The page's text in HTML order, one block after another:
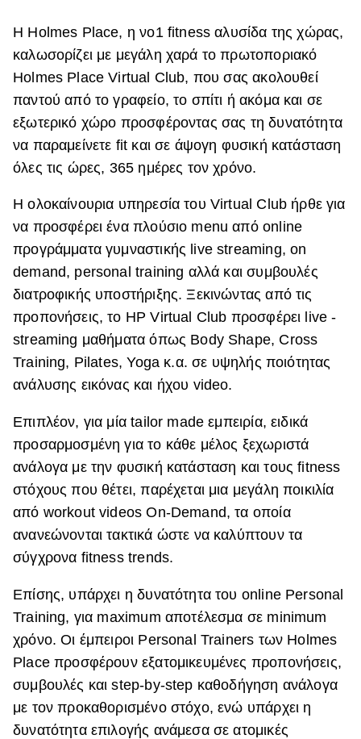
Deco
Cooking
Αφιερώματα
ΒΟΞ
Χωρίς Ταμπέλες
Women's Forum
Hautes Grecians
Γάμος
Market News
H Holmes Place, η νο1 fitness αλυσίδα της χώρας,
καλωσορίζει με μεγάλη χαρά το πρωτοποριακό
Holmes Place Virtual Club, που σας ακολουθεί
παντού από το γραφείο, το σπίτι ή ακόμα και σε
εξωτερικό χώρο προσφέροντας σας τη δυνατότητα
να παραμείνετε fit και σε άψογη φυσική κατάσταση
όλες τις ώρες, 365 ημέρες τον χρόνο.
Η ολοκαίνουρια υπηρεσία του Virtual Club ήρθε για
να προσφέρει ένα πλούσιο menu από online
προγράμματα γυμναστικής live streaming, on
demand, personal training αλλά και συμβουλές
διατροφικής υποστήριξης. Ξεκινώντας από τις
προπονήσεις, το HP Virtual Club προσφέρει live -
streaming μαθήματα όπως Body Shape, Cross
Training, Pilates, Yoga κ.α. σε υψηλής ποιότητας
ανάλυσης εικόνας και ήχου video.
Επιπλέον, για μία tailor made εμπειρία, ειδικά
προσαρμοσμένη για το κάθε μέλος ξεχωριστά
ανάλογα με την φυσική κατάσταση και τους fitness
στόχους που θέτει, παρέχεται μια μεγάλη ποικιλία
από workout videos On-Demand, τα οποία
ανανεώνονται τακτικά ώστε να καλύπτουν τα
σύγχρονα fitness trends.
Επίσης, υπάρχει η δυνατότητα του online Personal
Training, για maximum αποτέλεσμα σε minimum
χρόνο. Οι έμπειροι Personal Trainers των Holmes
Place προσφέρουν εξατομικευμένες προπονήσεις,
συμβουλές και step-by-step καθοδήγηση ανάλογα
με τον προκαθορισμένο στόχο, ενώ υπάρχει η
δυνατότητα επιλογής ανάμεσα σε ατομικές